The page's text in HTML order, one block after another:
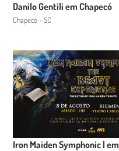
Danilo Gentili em Chapecó
Chapecó - SC
Iron Maiden Symphonic | em